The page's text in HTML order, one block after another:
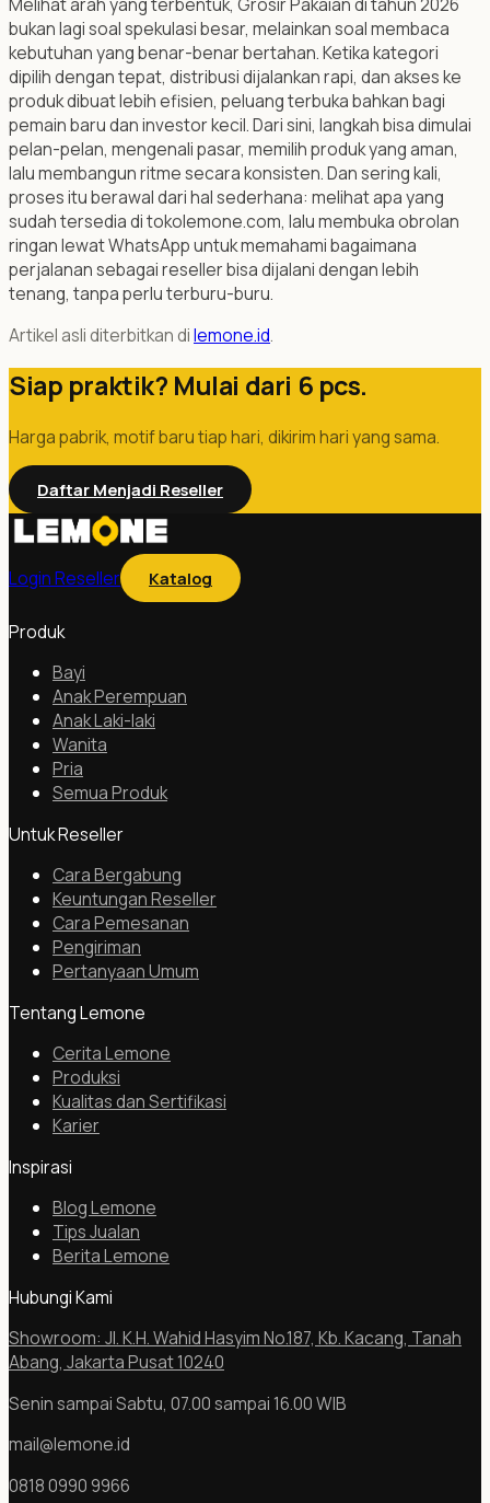
Melihat arah yang terbentuk, Grosir Pakaian di tahun 2026
bukan lagi soal spekulasi besar, melainkan soal membaca
kebutuhan yang benar-benar bertahan. Ketika kategori
dipilih dengan tepat, distribusi dijalankan rapi, dan akses ke
produk dibuat lebih efisien, peluang terbuka bahkan bagi
pemain baru dan investor kecil. Dari sini, langkah bisa dimulai
pelan-pelan, mengenali pasar, memilih produk yang aman,
lalu membangun ritme secara konsisten. Dan sering kali,
proses itu berawal dari hal sederhana: melihat apa yang
sudah tersedia di tokolemone.com, lalu membuka obrolan
ringan lewat WhatsApp untuk memahami bagaimana
perjalanan sebagai reseller bisa dijalani dengan lebih
tenang, tanpa perlu terburu-buru.
Artikel asli diterbitkan dilemone.id.
Siap praktik? Mulai dari 6 pcs.
Harga pabrik, motif baru tiap hari, dikirim hari yang sama.
Daftar Menjadi Reseller
Login Reseller Katalog
Produk
Bayi
Anak Perempuan
Anak Laki-laki
Wanita
Pria
Semua Produk
Untuk Reseller
Cara Bergabung
Keuntungan Reseller
Cara Pemesanan
Pengiriman
Pertanyaan Umum
Tentang Lemone
Cerita Lemone
Produksi
Kualitas dan Sertifikasi
Karier
Inspirasi
Blog Lemone
Tips Jualan
Berita Lemone
Hubungi Kami
Showroom: Jl. K.H. Wahid Hasyim No.187, Kb. Kacang, Tanah
Abang, Jakarta Pusat 10240
Senin sampai Sabtu, 07.00 sampai 16.00 WIB
mail@lemone.id
0818 0990 9966